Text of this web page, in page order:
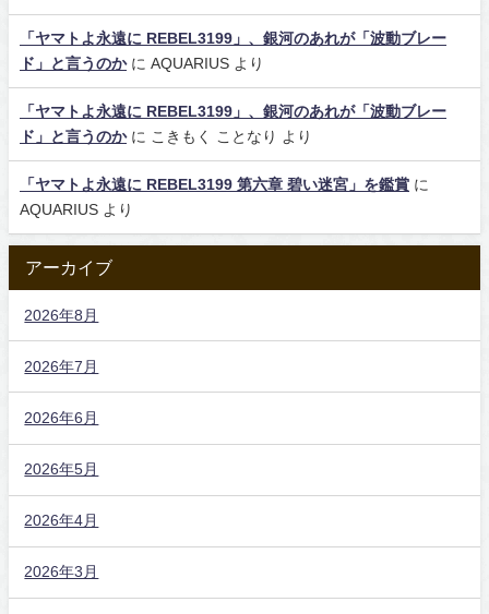
「ヤマトよ永遠に REBEL3199」、銀河のあれが「波動ブレー
ド」と言うのかに AQUARIUS より
「ヤマトよ永遠に REBEL3199」、銀河のあれが「波動ブレー
ド」と言うのかに こきもく ことなり より
「ヤマトよ永遠に REBEL3199 第六章 碧い迷宮」を鑑賞 に
AQUARIUS より
アーカイブ
2026年8月
2026年7月
2026年6月
2026年5月
2026年4月
2026年3月